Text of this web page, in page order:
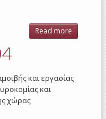
Read more
και εργασίας
και
χώρας